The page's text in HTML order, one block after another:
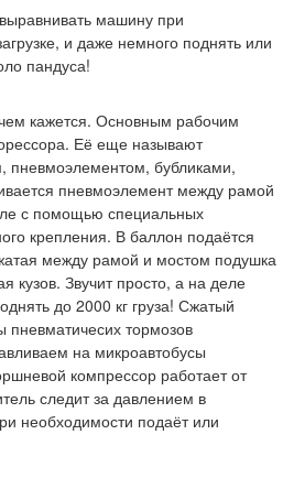
машину при
и даже немного поднять или
пандуса!
кажется. Основным рабочим
Её еще называют
пневмоэлементом, бубликами,
пневмоэлемент между рамой
с помощью специальных
крепления. В баллон подаётся
между рамой и мостом подушка
кузов. Звучит просто, а на деле
до 2000 кг груза! Сжатый
пневматичесих тормозов
на микроавтобусы
компрессор работает от
следит за давлением в
необходимости подаёт или